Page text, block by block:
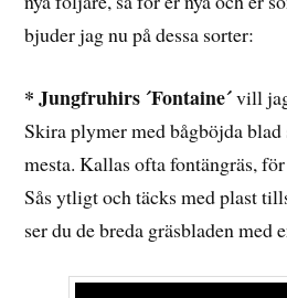
bjuder jag nu på dessa sorter:
* Jungfruhirs ´Fontaine´vill
Skira plymer med bågböjda
mesta. Kallas ofta fontängräs,
Sås ytligt och täcks med plast
ser du de breda gräsbladen med